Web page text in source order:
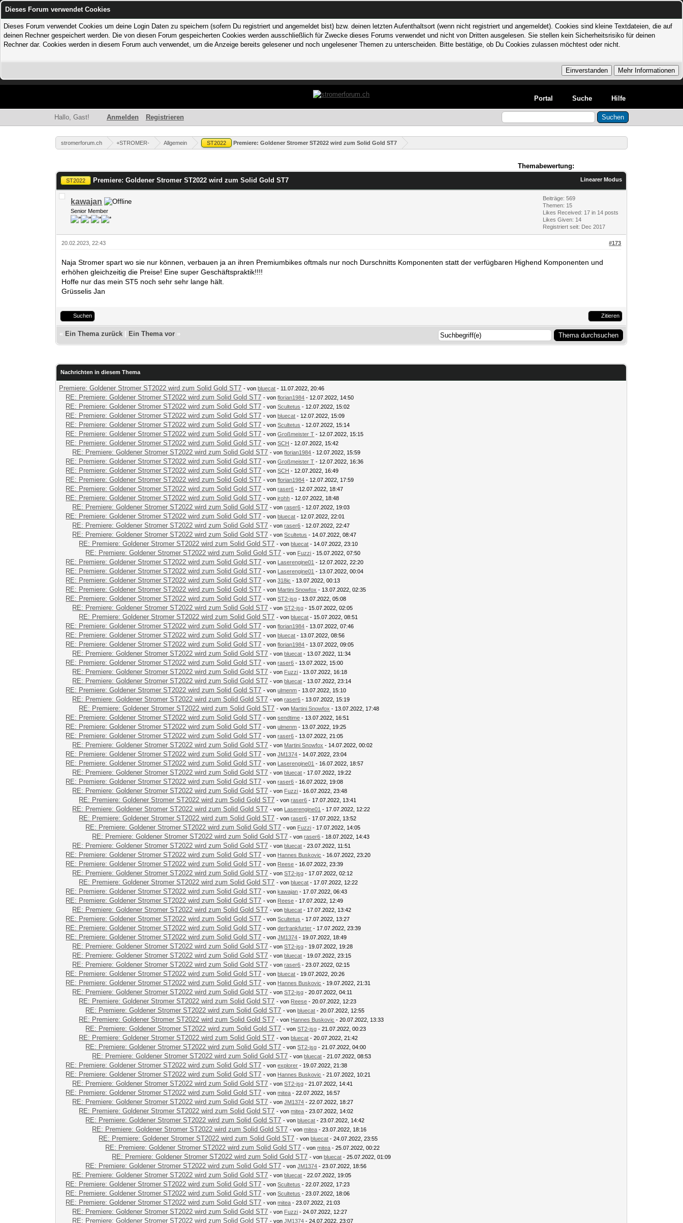
Dieses Forum verwendet Cookies
Dieses Forum verwendet Cookies um deine Login Daten zu speichern (sofern Du registriert und angemeldet bist) bzw. deinen letzten Aufenthaltsort (wenn nicht registriert und angemeldet). Cookies sind kleine Textdateien, die auf
deinen Rechner gespeichert werden. Die von diesen Forum gespeicherten Cookies werden ausschließlich für Zwecke dieses Forums verwendet und nicht von Dritten ausgelesen. Sie stellen kein Sicherheitsrisiko für deinen
Rechner dar. Cookies werden in diesem Forum auch verwendet, um die Anzeige bereits gelesener und noch ungelesener Themen zu unterscheiden. Bitte bestätige, ob Du Cookies zulassen möchtest oder nicht.
Portal Suche Hilfe
Hallo, Gast! Anmelden Registrieren
stromerforum.ch +STROMER- Allgemein ST2022 Premiere: Goldener Stromer ST2022 wird zum Solid Gold ST7
Themabewertung:
Linearer Modus
ST2022 Premiere: Goldener Stromer ST2022 wird zum Solid Gold ST7
kawajan
Senior Member
Beiträge: 569
Themen: 15
Likes Received: 17 in 14 posts
Likes Given: 14
Registriert seit: Dec 2017
#173
20.02.2023, 22:43
Naja Stromer spart wo sie nur können, verbauen ja an ihren Premiumbikes oftmals nur noch Durschnitts Komponenten statt der verfügbaren Highend Komponenten und
erhöhen gleichzeitig die Preise! Eine super Geschäftspraktik!!!!
Hoffe nur das mein ST5 noch sehr sehr lange hält.
Grüsselis Jan
Suchen Zitieren
« Ein Thema zurück Ein Thema vor »
Nachrichten in diesem Thema
Premiere: Goldener Stromer ST2022 wird zum Solid Gold ST7 - vonbluecat - 11.07.2022, 20:46
RE: Premiere: Goldener Stromer ST2022 wird zum Solid Gold ST7 - vonflorian1984 - 12.07.2022, 14:50
RE: Premiere: Goldener Stromer ST2022 wird zum Solid Gold ST7 - vonScultetus - 12.07.2022, 15:02
RE: Premiere: Goldener Stromer ST2022 wird zum Solid Gold ST7 - vonbluecat - 12.07.2022, 15:09
RE: Premiere: Goldener Stromer ST2022 wird zum Solid Gold ST7 - vonScultetus - 12.07.2022, 15:14
RE: Premiere: Goldener Stromer ST2022 wird zum Solid Gold ST7 - vonGroßmeister T - 12.07.2022, 15:15
RE: Premiere: Goldener Stromer ST2022 wird zum Solid Gold ST7 - vonSCH - 12.07.2022, 15:42
RE: Premiere: Goldener Stromer ST2022 wird zum Solid Gold ST7 - vonflorian1984 - 12.07.2022, 15:59
RE: Premiere: Goldener Stromer ST2022 wird zum Solid Gold ST7 - vonGroßmeister T - 12.07.2022, 16:36
RE: Premiere: Goldener Stromer ST2022 wird zum Solid Gold ST7 - vonSCH - 12.07.2022, 16:49
RE: Premiere: Goldener Stromer ST2022 wird zum Solid Gold ST7 - vonflorian1984 - 12.07.2022, 17:59
RE: Premiere: Goldener Stromer ST2022 wird zum Solid Gold ST7 - vonraser6 - 12.07.2022, 18:47
RE: Premiere: Goldener Stromer ST2022 wird zum Solid Gold ST7 - vonjrohh - 12.07.2022, 18:48
RE: Premiere: Goldener Stromer ST2022 wird zum Solid Gold ST7 - vonraser6 - 12.07.2022, 19:03
RE: Premiere: Goldener Stromer ST2022 wird zum Solid Gold ST7 - vonbluecat - 12.07.2022, 22:01
RE: Premiere: Goldener Stromer ST2022 wird zum Solid Gold ST7 - vonraser6 - 12.07.2022, 22:47
RE: Premiere: Goldener Stromer ST2022 wird zum Solid Gold ST7 - vonScultetus - 14.07.2022, 08:47
RE: Premiere: Goldener Stromer ST2022 wird zum Solid Gold ST7 - vonbluecat - 14.07.2022, 23:10
RE: Premiere: Goldener Stromer ST2022 wird zum Solid Gold ST7 - von Fuzzi - 15.07.2022, 07:50
RE: Premiere: Goldener Stromer ST2022 wird zum Solid Gold ST7 - von Laserengine01 - 12.07.2022, 22:20
RE: Premiere: Goldener Stromer ST2022 wird zum Solid Gold ST7 - von Laserengine01 - 13.07.2022, 00:04
RE: Premiere: Goldener Stromer ST2022 wird zum Solid Gold ST7 - von318ic - 13.07.2022, 00:13
RE: Premiere: Goldener Stromer ST2022 wird zum Solid Gold ST7 - von Martini Snowfox - 13.07.2022, 02:35
RE: Premiere: Goldener Stromer ST2022 wird zum Solid Gold ST7 - vonST2-jsg - 13.07.2022, 05:08
RE: Premiere: Goldener Stromer ST2022 wird zum Solid Gold ST7 - vonST2-jsg - 15.07.2022, 02:05
RE: Premiere: Goldener Stromer ST2022 wird zum Solid Gold ST7 - vonbluecat - 15.07.2022, 08:51
RE: Premiere: Goldener Stromer ST2022 wird zum Solid Gold ST7 - vonflorian1984 - 13.07.2022, 07:46
RE: Premiere: Goldener Stromer ST2022 wird zum Solid Gold ST7 - vonbluecat - 13.07.2022, 08:56
RE: Premiere: Goldener Stromer ST2022 wird zum Solid Gold ST7 - vonflorian1984 - 13.07.2022, 09:05
RE: Premiere: Goldener Stromer ST2022 wird zum Solid Gold ST7 - vonbluecat - 13.07.2022, 11:34
RE: Premiere: Goldener Stromer ST2022 wird zum Solid Gold ST7 - vonraser6 - 13.07.2022, 15:00
RE: Premiere: Goldener Stromer ST2022 wird zum Solid Gold ST7 - von Fuzzi - 13.07.2022, 16:18
RE: Premiere: Goldener Stromer ST2022 wird zum Solid Gold ST7 - vonbluecat - 13.07.2022, 23:14
RE: Premiere: Goldener Stromer ST2022 wird zum Solid Gold ST7 - vonulmenm - 13.07.2022, 15:10
RE: Premiere: Goldener Stromer ST2022 wird zum Solid Gold ST7 - vonraser6 - 13.07.2022, 15:19
RE: Premiere: Goldener Stromer ST2022 wird zum Solid Gold ST7 - von Martini Snowfox - 13.07.2022, 17:48
RE: Premiere: Goldener Stromer ST2022 wird zum Solid Gold ST7 - vonsendtime - 13.07.2022, 16:51
RE: Premiere: Goldener Stromer ST2022 wird zum Solid Gold ST7 - vonulmenm - 13.07.2022, 19:25
RE: Premiere: Goldener Stromer ST2022 wird zum Solid Gold ST7 - vonraser6 - 13.07.2022, 21:05
RE: Premiere: Goldener Stromer ST2022 wird zum Solid Gold ST7 - von Martini Snowfox - 14.07.2022, 00:02
RE: Premiere: Goldener Stromer ST2022 wird zum Solid Gold ST7 - vonJM1374 - 14.07.2022, 23:04
RE: Premiere: Goldener Stromer ST2022 wird zum Solid Gold ST7 - von Laserengine01 - 16.07.2022, 18:57
RE: Premiere: Goldener Stromer ST2022 wird zum Solid Gold ST7 - vonbluecat - 17.07.2022, 19:22
RE: Premiere: Goldener Stromer ST2022 wird zum Solid Gold ST7 - vonraser6 - 16.07.2022, 19:08
RE: Premiere: Goldener Stromer ST2022 wird zum Solid Gold ST7 - von Fuzzi - 16.07.2022, 23:48
RE: Premiere: Goldener Stromer ST2022 wird zum Solid Gold ST7 - vonraser6 - 17.07.2022, 13:41
RE: Premiere: Goldener Stromer ST2022 wird zum Solid Gold ST7 - von Laserengine01 - 17.07.2022, 12:22
RE: Premiere: Goldener Stromer ST2022 wird zum Solid Gold ST7 - vonraser6 - 17.07.2022, 13:52
RE: Premiere: Goldener Stromer ST2022 wird zum Solid Gold ST7 - von Fuzzi - 17.07.2022, 14:05
RE: Premiere: Goldener Stromer ST2022 wird zum Solid Gold ST7 - vonraser6 - 18.07.2022, 14:43
RE: Premiere: Goldener Stromer ST2022 wird zum Solid Gold ST7 - vonbluecat - 23.07.2022, 11:51
RE: Premiere: Goldener Stromer ST2022 wird zum Solid Gold ST7 - von Hannes Buskovic - 16.07.2022, 23:20
RE: Premiere: Goldener Stromer ST2022 wird zum Solid Gold ST7 - von Reese - 16.07.2022, 23:39
RE: Premiere: Goldener Stromer ST2022 wird zum Solid Gold ST7 - vonST2-jsg - 17.07.2022, 02:12
RE: Premiere: Goldener Stromer ST2022 wird zum Solid Gold ST7 - vonbluecat - 17.07.2022, 12:22
RE: Premiere: Goldener Stromer ST2022 wird zum Solid Gold ST7 - vonkawajan - 17.07.2022, 06:43
RE: Premiere: Goldener Stromer ST2022 wird zum Solid Gold ST7 - von Reese - 17.07.2022, 12:49
RE: Premiere: Goldener Stromer ST2022 wird zum Solid Gold ST7 - vonbluecat - 17.07.2022, 13:42
RE: Premiere: Goldener Stromer ST2022 wird zum Solid Gold ST7 - vonScultetus - 17.07.2022, 13:27
RE: Premiere: Goldener Stromer ST2022 wird zum Solid Gold ST7 - vonderfrankfurter - 17.07.2022, 23:39
RE: Premiere: Goldener Stromer ST2022 wird zum Solid Gold ST7 - vonJM1374 - 19.07.2022, 18:49
RE: Premiere: Goldener Stromer ST2022 wird zum Solid Gold ST7 - vonST2-jsg - 19.07.2022, 19:28
RE: Premiere: Goldener Stromer ST2022 wird zum Solid Gold ST7 - vonbluecat - 19.07.2022, 23:15
RE: Premiere: Goldener Stromer ST2022 wird zum Solid Gold ST7 - vonraser6 - 23.07.2022, 02:15
RE: Premiere: Goldener Stromer ST2022 wird zum Solid Gold ST7 - vonbluecat - 19.07.2022, 20:26
RE: Premiere: Goldener Stromer ST2022 wird zum Solid Gold ST7 - von Hannes Buskovic - 19.07.2022, 21:31
RE: Premiere: Goldener Stromer ST2022 wird zum Solid Gold ST7 - vonST2-jsg - 20.07.2022, 04:11
RE: Premiere: Goldener Stromer ST2022 wird zum Solid Gold ST7 - von Reese - 20.07.2022, 12:23
RE: Premiere: Goldener Stromer ST2022 wird zum Solid Gold ST7 - vonbluecat - 20.07.2022, 12:55
RE: Premiere: Goldener Stromer ST2022 wird zum Solid Gold ST7 - von Hannes Buskovic - 20.07.2022, 13:33
RE: Premiere: Goldener Stromer ST2022 wird zum Solid Gold ST7 - vonST2-jsg - 21.07.2022, 00:23
RE: Premiere: Goldener Stromer ST2022 wird zum Solid Gold ST7 - vonbluecat - 20.07.2022, 21:42
RE: Premiere: Goldener Stromer ST2022 wird zum Solid Gold ST7 - vonST2-jsg - 21.07.2022, 04:00
RE: Premiere: Goldener Stromer ST2022 wird zum Solid Gold ST7 - vonbluecat - 21.07.2022, 08:53
RE: Premiere: Goldener Stromer ST2022 wird zum Solid Gold ST7 - vonexplorer - 19.07.2022, 21:38
RE: Premiere: Goldener Stromer ST2022 wird zum Solid Gold ST7 - von Hannes Buskovic - 21.07.2022, 10:21
RE: Premiere: Goldener Stromer ST2022 wird zum Solid Gold ST7 - vonST2-jsg - 21.07.2022, 14:41
RE: Premiere: Goldener Stromer ST2022 wird zum Solid Gold ST7 - vonmitea - 22.07.2022, 16:57
RE: Premiere: Goldener Stromer ST2022 wird zum Solid Gold ST7 - vonJM1374 - 22.07.2022, 18:27
RE: Premiere: Goldener Stromer ST2022 wird zum Solid Gold ST7 - vonmitea - 23.07.2022, 14:02
RE: Premiere: Goldener Stromer ST2022 wird zum Solid Gold ST7 - vonbluecat - 23.07.2022, 14:42
RE: Premiere: Goldener Stromer ST2022 wird zum Solid Gold ST7 - vonmitea - 23.07.2022, 18:16
RE: Premiere: Goldener Stromer ST2022 wird zum Solid Gold ST7 - vonbluecat - 24.07.2022, 23:55
RE: Premiere: Goldener Stromer ST2022 wird zum Solid Gold ST7 - vonmitea - 25.07.2022, 00:22
RE: Premiere: Goldener Stromer ST2022 wird zum Solid Gold ST7 - vonbluecat - 25.07.2022, 01:09
RE: Premiere: Goldener Stromer ST2022 wird zum Solid Gold ST7 - vonJM1374 - 23.07.2022, 18:56
RE: Premiere: Goldener Stromer ST2022 wird zum Solid Gold ST7 - vonbluecat - 22.07.2022, 19:05
RE: Premiere: Goldener Stromer ST2022 wird zum Solid Gold ST7 - vonScultetus - 22.07.2022, 17:23
RE: Premiere: Goldener Stromer ST2022 wird zum Solid Gold ST7 - vonScultetus - 23.07.2022, 18:06
RE: Premiere: Goldener Stromer ST2022 wird zum Solid Gold ST7 - vonmitea - 23.07.2022, 21:03
RE: Premiere: Goldener Stromer ST2022 wird zum Solid Gold ST7 - von Fuzzi - 24.07.2022, 12:27
RE: Premiere: Goldener Stromer ST2022 wird zum Solid Gold ST7 - vonJM1374 - 24.07.2022, 23:07